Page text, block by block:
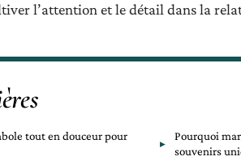
l’attention et le détail dans la
tout en douceur pour
Pourquoi
souvenirs